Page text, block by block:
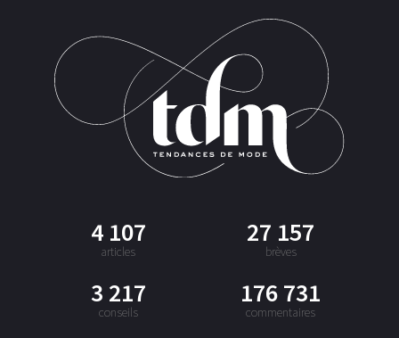
4 107
articles
27 157
brèves
3 217
conseils
176 731
commentaires